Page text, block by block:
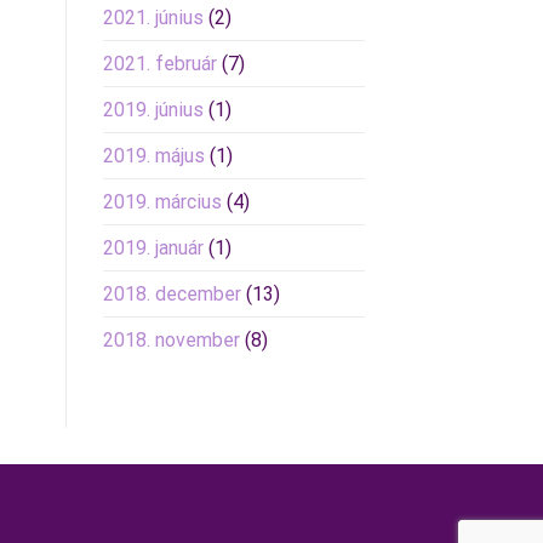
2021. június (2)
2021. február(7)
2019. június (1)
2019. május (1)
2019. március (4)
2019. január(1)
2018. december(13)
2018. november(8)